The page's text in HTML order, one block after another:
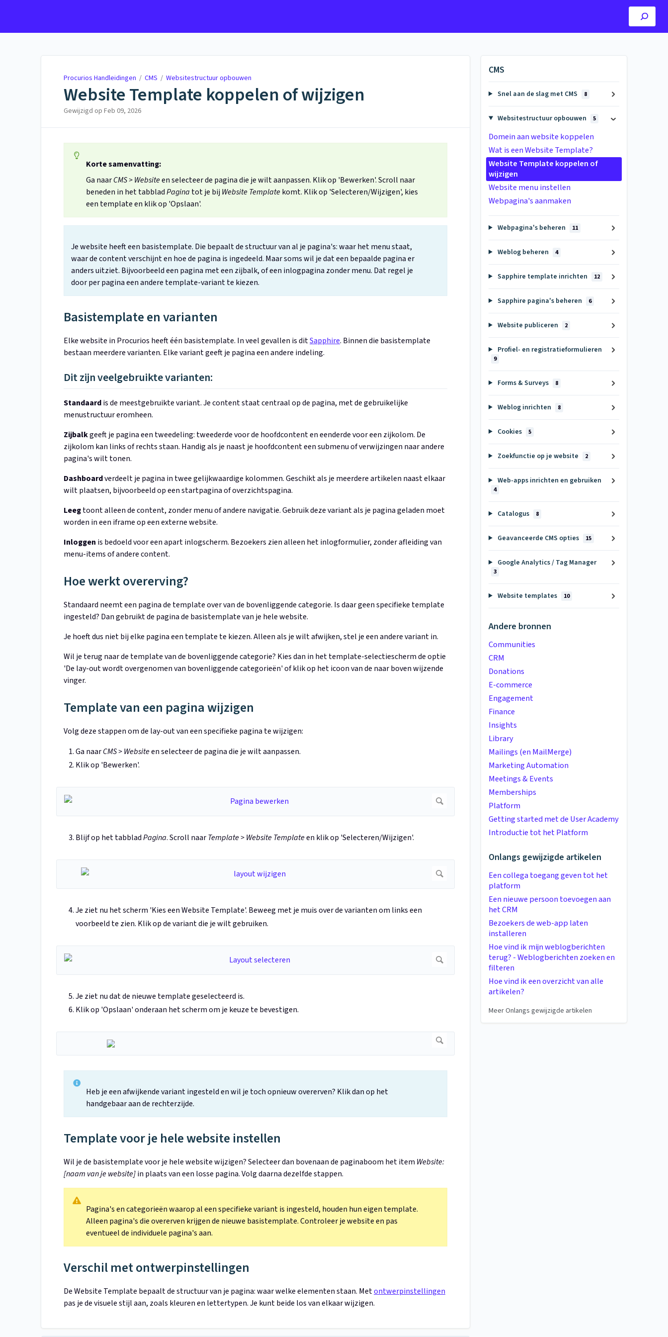
Procurios Handleidingen / CMS / Websitestructuur opbouwen
Website Template koppelen of wijzigen
Gewijzigd op Feb 09, 2026
Korte samenvatting:
Ga naarCMS > Websiteen selecteer de pagina die je wilt aanpassen. Klik op 'Bewerken'. Scroll naar
beneden in het tabbladPagina tot je bijWebsite Templatekomt. Klik op 'Selecteren/Wijzigen', kies
een template en klik op 'Opslaan'.
Je website heeft een basistemplate. Die bepaalt de structuur van al je pagina's: waar het menu staat,
waar de content verschijnt en hoe de pagina is ingedeeld. Maar soms wil je dat een bepaalde pagina er
anders uitziet. Bijvoorbeeld een pagina met een zijbalk, of een inlogpagina zonder menu. Dat regel je
door per pagina een andere template-variant te kiezen.
Basistemplate en varianten
Elke website in Procurios heeft één basistemplate. In veel gevallen is ditSapphire. Binnen die basistemplate
bestaan meerdere varianten. Elke variant geeft je pagina een andere indeling.
Dit zijn veelgebruikte varianten:
Standaardis de meestgebruikte variant. Je content staat centraal op de pagina, met de gebruikelijke
menustructuur eromheen.
Zijbalkgeeft je pagina een tweedeling: tweederde voor de hoofdcontent en eenderde voor een zijkolom. De
zijkolom kan links of rechts staan. Handig als je naast je hoofdcontent een submenu of verwijzingen naar andere
pagina's wilt tonen.
Dashboardverdeelt je pagina in twee gelijkwaardige kolommen. Geschikt als je meerdere artikelen naast elkaar
wilt plaatsen, bijvoorbeeld op een startpagina of overzichtspagina.
Leegtoont alleen de content, zonder menu of andere navigatie. Gebruik deze variant als je pagina geladen moet
worden in een iframe op een externe website.
Inloggen is bedoeld voor een apart inlogscherm. Bezoekers zien alleen het inlogformulier, zonder afleiding van
menu-items of andere content.
Hoe werkt overerving?
Standaard neemt een pagina de template over van de bovenliggende categorie. Is daar geen specifieke template
ingesteld? Dan gebruikt de pagina de basistemplate van je hele website.
Je hoeft dus niet bij elke pagina een template te kiezen. Alleen als je wilt afwijken, stel je een andere variant in.
Wil je terug naar de template van de bovenliggende categorie? Kies dan in het template-selectiescherm de optie
'De lay-out wordt overgenomen van bovenliggende categorieën' of klik op het icoon van de naar boven wijzende
vinger.
Template van een pagina wijzigen
Volg deze stappen om de lay-out van een specifieke pagina te wijzigen:
Ga naarCMS > Websiteen selecteer de pagina die je wilt aanpassen.
Klik op 'Bewerken'.
Blijf op het tabbladPagina. Scroll naarTemplate > Website Templateen klik op 'Selecteren/Wijzigen'.
Je ziet nu het scherm 'Kies een Website Template'. Beweeg met je muis over de varianten om links een
voorbeeld te zien. Klik op de variant die je wilt gebruiken.
Je ziet nu dat de nieuwe template geselecteerd is.
Klik op 'Opslaan' onderaan het scherm om je keuze te bevestigen.
Heb je een afwijkende variant ingesteld en wil je toch opnieuw overerven? Klik dan op het
handgebaar aan de rechterzijde.
Template voor je hele website instellen
Wil je de basistemplate voor je hele website wijzigen? Selecteer dan bovenaan de paginaboom het item Website:
[naam van je website]in plaats van een losse pagina. Volg daarna dezelfde stappen.
Pagina's en categorieën waarop al een specifieke variant is ingesteld, houden hun eigen template.
Alleen pagina's die overerven krijgen de nieuwe basistemplate. Controleer je website en pas
eventueel de individuele pagina's aan.
Verschil met ontwerpinstellingen
De Website Template bepaalt de structuur van je pagina: waar welke elementen staan. Metontwerpinstellingen
pas je de visuele stijl aan, zoals kleuren en lettertypen. Je kunt beide los van elkaar wijzigen.
CMS
Snel aan de slag met CMS 8
Websitestructuur opbouwen 5
Domein aan website koppelen
Wat is een Website Template?
Website Template koppelen of
wijzigen
Website menu instellen
Webpagina's aanmaken
Webpagina's beheren 11
Weblog beheren 4
Sapphire template inrichten 12
Sapphire pagina's beheren 6
Website publiceren 2
Profiel- en registratieformulieren
9
Forms & Surveys 8
Weblog inrichten 8
Cookies 5
Zoekfunctie op je website 2
Web-apps inrichten en gebruiken
4
Catalogus 8
Geavanceerde CMS opties 15
Google Analytics / Tag Manager
3
Website templates 10
Andere bronnen
Communities
CRM
Donations
E-commerce
Engagement
Finance
Insights
Library
Mailings (en MailMerge)
Marketing Automation
Meetings & Events
Memberships
Platform
Getting started met de User Academy
Introductie tot het Platform
Onlangs gewijzigde artikelen
Een collega toegang geven tot het
platform
Een nieuwe persoon toevoegen aan
het CRM
Bezoekers de web-app laten
installeren
Hoe vind ik mijn weblogberichten
terug? - Weblogberichten zoeken en
filteren
Hoe vind ik een overzicht van alle
artikelen?
Meer Onlangs gewijzigde artikelen